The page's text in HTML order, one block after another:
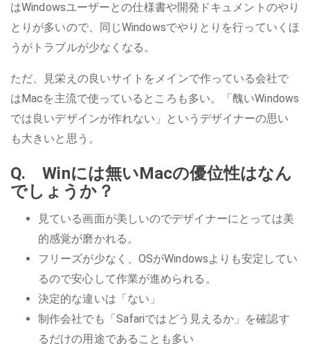
はWindowsユーザーとの仕様書や開発ドキュメントのやり
とりが多いので、同じWindowsでやりとりを行っていくほ
うがトラブルが少なくなる。
ただ、見栄えの良いサイトをメインで作っている会社で
はMacを主流で使っているところも多い。「醜いWindows
では良いデザインが作れない」というデザイナーの思い
も大きいと思う。
Q. Winには無いMacの優位性はなん
でしょうか？
見ている画面が美しいのでデザイナーにとっては美
的感覚が磨かれる。
フリーズが少なく、OSがWindowsよりも安定してい
るので安心して作業が進められる。
決定的な違いは「ない」
制作会社でも「Safariではどう見えるか」を確認す
るだけの用途であることも多い